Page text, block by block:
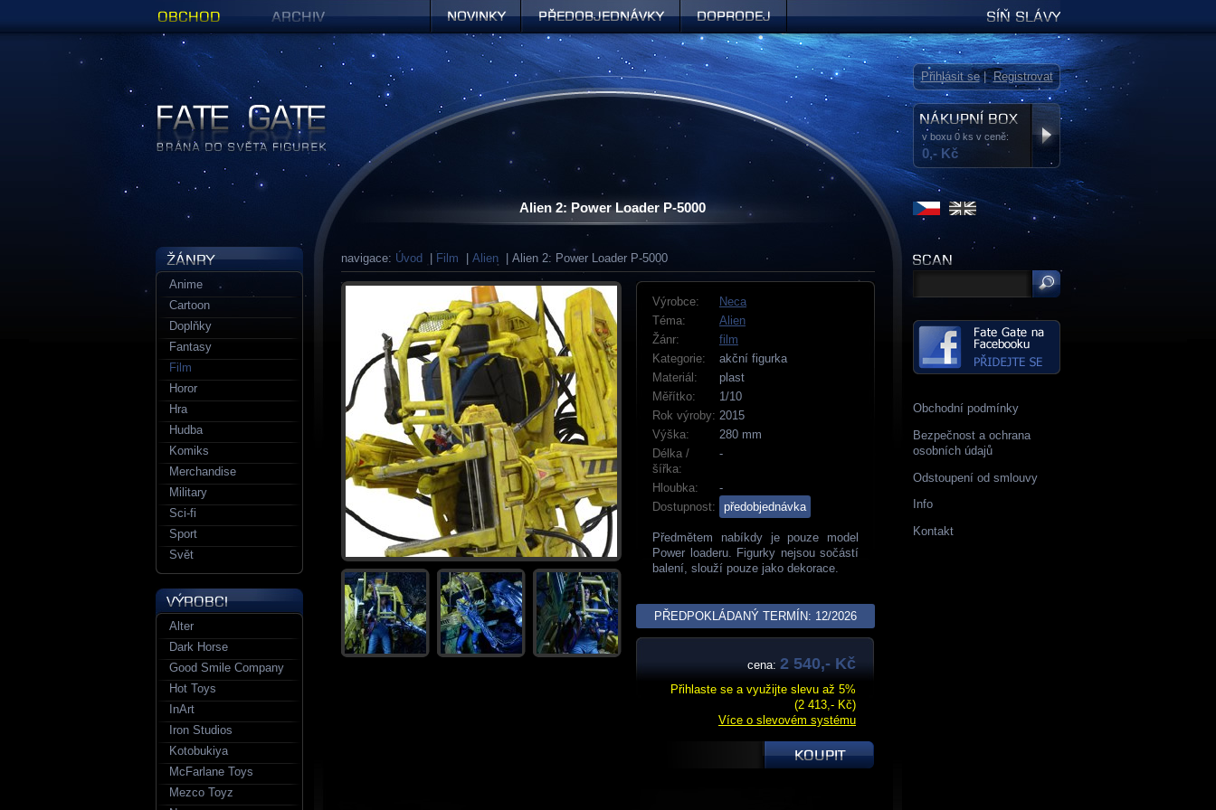
Alien 2: Power Loader P-5000
navigace: Úvod Film Alien | Alien 2: Power Loader P-5000
Výrobce:
Neca
Téma:
Alien
Žánr:
film
Kategorie:
akční figurka
Materiál:
plast
Měřítko:
1/10
Rok výroby: 2015
Výška:
280 mm
Délka /
šířka:
-
Hloubka:
-
Dostupnost:
předobjednávka
Předmětem nabíkdy je pouze model
Power loaderu. Figurky nejsou sočástí
balení, slouží pouze jako dekorace.
PŘEDPOKLÁDANÝ TERMÍN: 12/2026
cena: 2 540,- Kč
Přihlaste se a využijte slevu až 5%
(2 413,- Kč)
Více o slevovém systému
Obchodní podmínky
Bezpečnost a ochrana
osobních údajů
Odstoupení od smlouvy
Info
Kontakt
Anime
Cartoon
Doplňky
Fantasy
Film
Horor
Hra
Hudba
Komiks
Merchandise
Military
Sci-fi
Sport
Svět
Alter
Dark Horse
Good Smile Company
Hot Toys
InArt
Iron Studios
Kotobukiya
McFarlane Toys
Mezco Toyz
Figurky a sošky | Fate Gate
v boxu 0 ks v ceně:
0,- Kč
Přihlásit se|Registrovat
Předobjednávky Síň slávy